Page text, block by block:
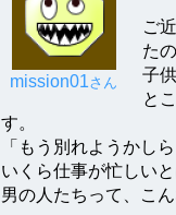
mission01さん
ご
た
子
と
す。
「もう別れようかし
いくら仕事が忙しい
男の人たちって、こ